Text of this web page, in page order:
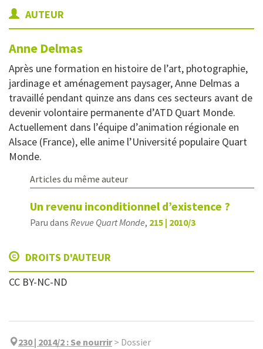
AUTEUR
Anne Delmas
Après une formation en histoire de l’art, photographie,
jardinage et aménagement paysager, Anne Delmas a
travaillé pendant quinze ans dans ces secteurs avant de
devenir volontaire permanente d’ATD Quart Monde.
Actuellement dans l’équipe d’animation régionale en
Alsace (France), elle anime l’Université populaire Quart
Monde.
Articles du même auteur
Un revenu inconditionnel d’existence ?
Paru dans Revue Quart Monde, 215 | 2010/3
DROITS D'AUTEUR
CC BY-NC-ND
230 | 2014/2 : Se nourrir> Dossier